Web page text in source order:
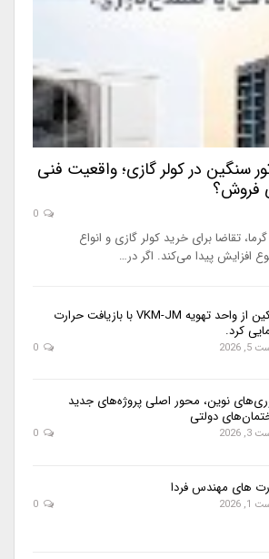
سنگین در کولر گازی؛ واقعیت فنی
فروش؟
تقاضا برای خرید کولر گازی و انواع
افزایش پیدا می‌کند. اگر در…
دایکین از واحد تهویه VKM-JM با بازیافت حرارت
کرد.
2026
نوین، محور اصلی پروژه‌های جدید
دولتی
2026
های مهندس فردا
2026